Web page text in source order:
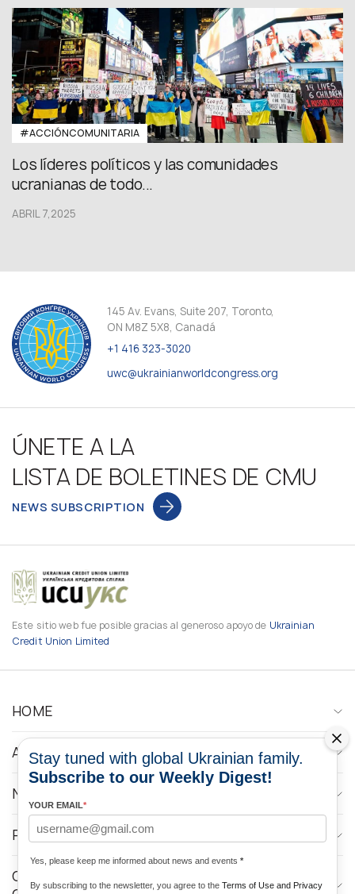
#ACCIÓNCOMUNITARIA
Los líderes políticos y las comunidades
ucranianas de todo...
ABRIL 7,2025
145 Av. Evans, Suite 207, Toronto,
ON M8Z 5X8, Canadá
+1 416 323-3020
uwc@ukrainianworldcongress.org
ÚNETE A LA
LISTA DE BOLETINES DE CMU
NEWS SUBSCRIPTION
Este sitio web fue posible gracias al generoso apoyo de Ukrainian
Credit Union Limited
HOME
ABOUT
NEWS
PROGRAMS
CONTACTOS DE LOS MEDIOS DE
Stay tuned with global Ukrainian family.
Subscribe to our Weekly Digest!
YOUR EMAIL*
Yes, please keep me informed about news and events *
By subscribing to the newsletter, you agree to the Terms of Use and Privacy